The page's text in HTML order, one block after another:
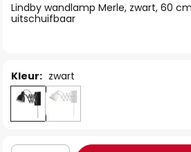
de
afbeeldingen-
Lindby wandlamp Merle, zwart, 60
uitschuifbaar
Kleur: zwart